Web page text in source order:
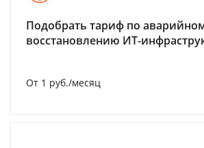
Подобрать тариф по
восстановлению ИТ-
От 1 руб./месяц